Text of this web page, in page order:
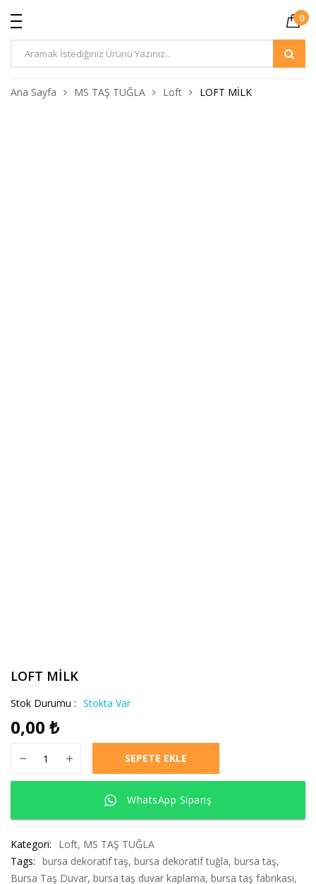
0
Ürün
Ana Sayfa MS TAŞ TUĞLA Loft LOFT MİLK
LOFT MİLK
Stok Durumu : Stokta Var
0,00 ₺
SEPETE EKLE
WhatsApp Sipariş
Kategori: Loft, MS TAŞ TUĞLA
Tags: bursa dekoratif taş, bursa dekoratif tuğla, bursa taş,
Bursa Taş Duvar, bursa taş duvar kaplama, bursa taş fabrikası,